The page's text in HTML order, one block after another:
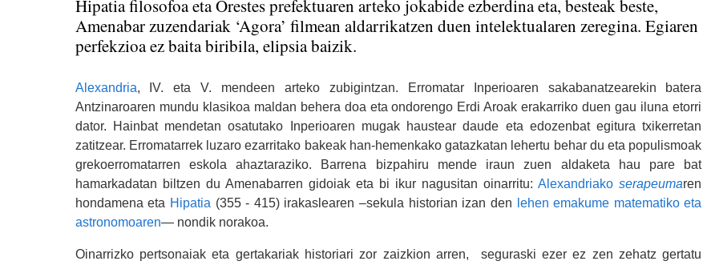
Hipatia filosofoa eta Orestes prefektuaren arteko jokabide ezberdina eta, besteak beste,
Amenabar zuzendariak ‘Agora’ filmean aldarrikatzen duen intelektualaren zeregina. Egiaren
perfekzioa ez baita biribila, elipsia baizik.
Alexandria, IV. eta V. mendeen arteko zubigintzan. Erromatar Inperioaren sakabanatzearekin batera
Antzinaroaren mundu klasikoa maldan behera doa eta ondorengo Erdi Aroak erakarriko duen gau iluna etorri
dator. Hainbat mendetan osatutako Inperioaren mugak haustear daude eta edozenbat egitura txikerretan
zatitzear. Erromatarrek luzaro ezarritako bakeak han-hemenkako gatazkatan lehertu behar du eta populismoak
grekoerromatarren eskola ahaztaraziko. Barrena bizpahiru mende iraun zuen aldaketa hau pare bat
hamarkadatan biltzen du Amenabarren gidoiak eta bi ikur nagusitan oinarritu:Alexandriakoserapeumaren
hondamena eta Hipatia (355 - 415) irakaslearen –sekula historian izan den lehen emakume matematiko eta
astronomoaren— nondik norakoa.
Oinarrizko pertsonaiak eta gertakariak historiari zor zaizkion arren, seguraski ezer ez zen zehatz gertatu